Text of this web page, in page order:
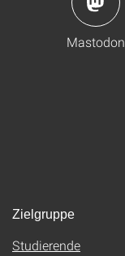
Mastodon
Zielgruppe
Studierende